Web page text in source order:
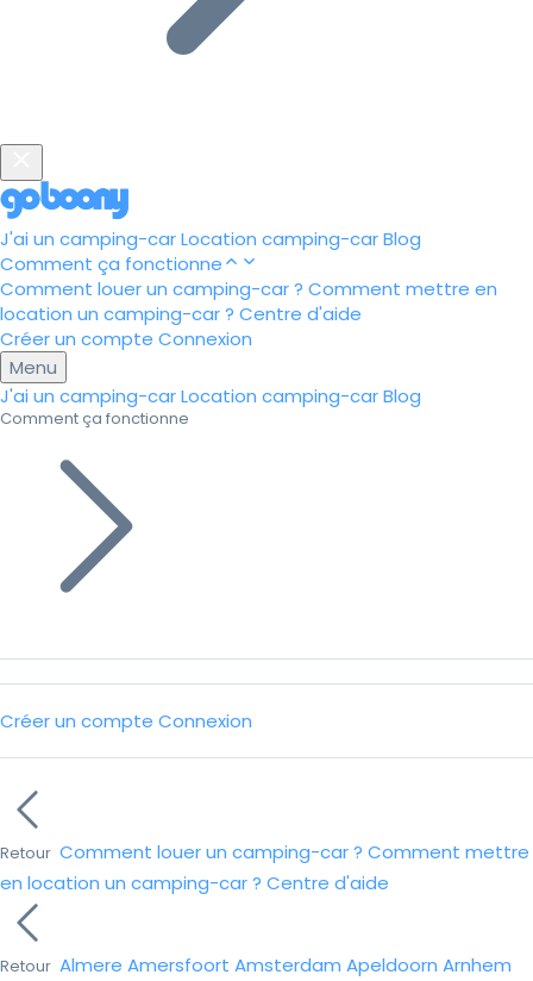
J'ai un camping-carLocation camping-carBlog
Comment ça fonctionne
Comment louer un camping-car ? Comment mettre en
location un camping-car ? Centre d'aide
Créer un compte Connexion
Menu
J'ai un camping-carLocation camping-carBlog
Comment ça fonctionne
Créer un compte Connexion
Retour Comment louer un camping-car ? Comment mettre
en location un camping-car ? Centre d'aide
Retour Almere Amersfoort Amsterdam Apeldoorn Arnhem